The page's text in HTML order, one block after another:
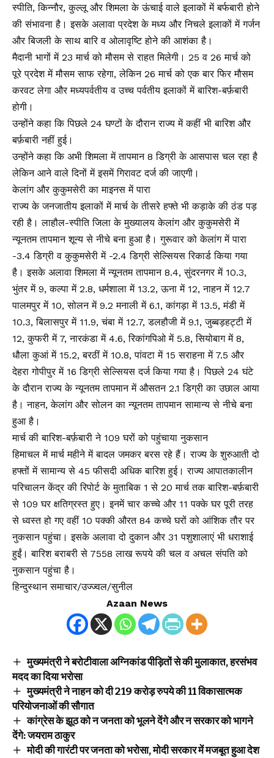
स्पीति, किन्नौर, कुल्लू और शिमला के ऊंचाई वाले इलाकों में बर्फबारी होने
की संभावना है। इसके अलावा प्रदेश के मध्य और निचले इलाकों में गर्जन
और बिजली के साथ बारि व ओलावृष्टि होने की आशंका है।
मैदानी भागों में 23 मार्च को मौसम से राहत मिलेगी। 25 व 26 मार्च को
पूरे प्रदेश में मौसम साफ रहेगा, लेकिन 26 मार्च को एक बार फिर मौसम
करवट लेगा और मध्यपर्वतीय व उच्च पर्वतीय इलाकों में बारिश-बर्फ़बारी
होगी।
उन्होंने कहा कि पिछले 24 घण्टों के दौरान राज्य में कहीं भी बारिश और
बर्फ़बारी नहीं हुई।
उन्होंने कहा कि अभी शिमला में तापमान 8 डिग्री के आसपास चल रहा है
लेकिन आने वाले दिनों में इसमें गिरावट दर्ज की जाएगी।
केलांग और कुकुमसेरी का माइनस में पारा
राज्य के जनजातीय इलाकों में मार्च के तीसरे हफ्ते भी कड़ाके की ठंड पड़
रही है। लाहौल-स्पीति जिला के मुख्यालय केलांग और कुकुमसेरी में
न्यूनतम तापमान शून्य से नीचे बना हुआ है। गुरूवार को केलांग में पारा
-3.4 डिग्री व कुकुमसेरी में -2.4 डिग्री सेल्सियस रिकार्ड किया गया
है। इसके अलावा शिमला में न्यूनतम तापमान 8.4, सुंदरनगर में 10.3,
भुंतर में 9, कल्पा में 2.8, धर्मशाला में 13.2, ऊना में 12, नाहन में 12.7
पालमपुर में 10, सोलन में 9.2 मनाली में 6.1, कांगड़ा में 13.5, मंडी में
10.3, बिलासपुर में 11.9, चंबा में 12.7, डलहौजी में 9.1, जुब्बड़हट्टी में
12, कुफरी में 7, नारकंडा में 4.6, रिकांगपिओ में 5.8, सियोबाग में 8,
धौला कुआं में 15.2, बरठीं में 10.8, पांवटा में 15 सराहना में 7.5 और
देहरा गोपीपुर में 16 डिग्री सेल्सियस दर्ज किया गया है। पिछले 24 घंटे
के दौरान राज्य के न्यूनतम तापमान में औसतन 2.1 डिग्री का उछाल आया
है। नाहन, केलांग और सोलन का न्यूनतम तापमान सामान्य से नीचे बना
हुआ है।
मार्च की बारिश-बर्फ़बारी ने 109 घरों को पहुंचाया नुकसान
हिमाचल में मार्च महीने में बादल जमकर बरस रहे हैं। राज्य के शुरुआती दो
हफ्तों में सामान्य से 45 फीसदी अधिक बारिश हुई। राज्य आपातकालीन
परिचालन केंद्र की रिपोर्ट के मुताबिक 1 से 20 मार्च तक बारिश-बर्फ़बारी
से 109 घर क्षतिग्रस्त हुए। इनमें चार कच्चे और 11 पक्के घर पूरी तरह
से ध्वस्त हो गए वहीं 10 पक्की औरत 84 कच्चे घरों को आंशिक तौर पर
नुकसान पहुंचा। इसके अलावा दो दुकान और 31 पशुशालाएं भी धराशाई
हुईं। बारिश बराबरी से 7558 लाख रूपये की चल व अचल संपति को
नुकसान पहुंचा है।
हिन्दुस्थान समाचार/उज्ज्वल/सुनील
Azaan News
मुख्यमंत्री ने बरोटीवाला अग्निकांड पीड़ितों से की मुलाकात, हरसंभव
मदद का दिया भरोसा
मुख्यमंत्री ने नाहन को दी 219 करोड़ रुपये की 11 विकासात्मक
परियोजनाओं की सौगात
कांग्रेस के झूठ को न जनता को भूलने देंगे और न सरकार को भागने
देंगे: जयराम ठाकुर
मोदी की गारंटी पर जनता को भरोसा, मोदी सरकार में मजबूत हुआ देश